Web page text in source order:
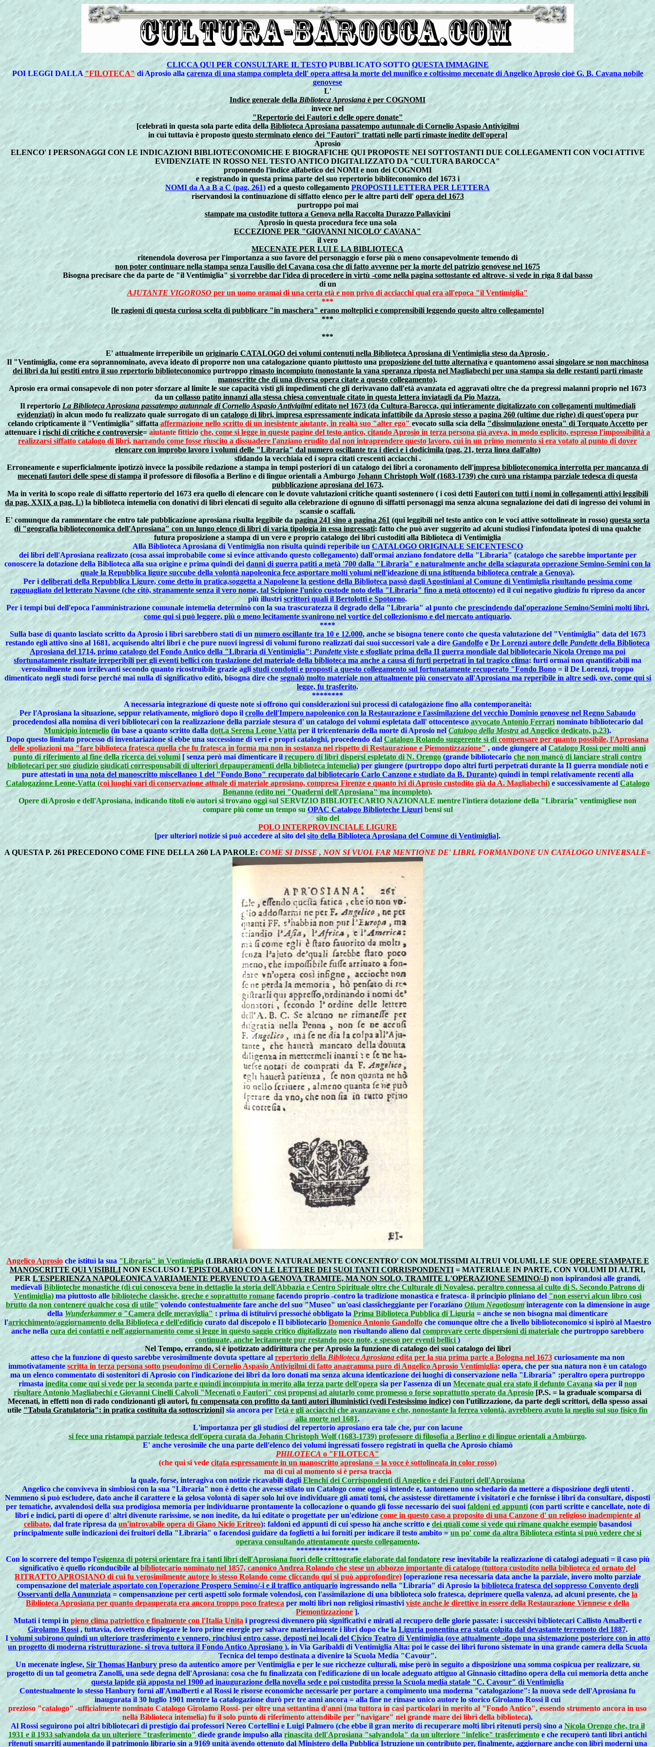
CLICCA QUI PER CONSULTARE IL TESTOPUBBLICATO SOTTO QUESTA IMMAGINE
POI LEGGI DALLA"FILOTECA"di Aprosio allacarenza di una stampa completa dell' opera attesa la morte del munifico e coltissimo mecenate di Angelico Aprosio cioè G. B. Cavana nobile
genovese
L'
Indice generale della Biblioteca Aprosianaè per COGNOMI
invece nel
"Repertorio dei Fautori e delle opere donate"
[celebrati in questa sola parte edita dellaBiblioteca Aprosiana passatempo autunnale di Cornelio Aspasio Antivigilmi
in cui tuttavia è propostoquesto sterminato elenco dei "Fautori" trattati nelle parti rimaste inedite dell'opera]
Aprosio
ELENCO' I PERSONAGGI CON LE INDICAZIONI BIBLIOTECONOMICHE E BIOGRAFICHE QUI PROPOSTE NEI SOTTOSTANTI DUE COLLEGAMENTI CON VOCI ATTIVE
EVIDENZIATE IN ROSSO NEL TESTO ANTICO DIGITALIZZATO DA "CULTURA BAROCCA"
proponendo l'indice alfabetico dei NOMI e non dei COGNOMI
e registrando in questa prima parte del suo repertorio bibliteconomico del 1673 i
NOMI da A a B a C (pag. 261)ed a questo collegamentoPROPOSTI LETTERA PER LETTERA
riservandosi la continuazione di siffatto elenco per le altre parti dell'opera del 1673
purtroppo poi mai
stampate ma custodite tuttora a Genova nella Raccolta Durazzo Pallavicini
Aprosio in questa procedura fece una sola
ECCEZIONE PER "GIOVANNI NICOLO' CAVANA"
il vero
MECENATE PER LUI E LA BIBLIOTECA
ritenendola doverosa per l'importanza a suo favore del personaggio e forse più o meno consapevolmente temendo di
non poter continuare nella stampa senza l'ausilio del Cavana cosa che di fatto avvenne per la morte del patrizio genovese nel 1675
Bisogna precisare che da parte de "il Ventimiglia"si vorrebbe dar l'idea di procedere in virtù -come nella pagina sottostante ed altrove- si vede in riga 8 dal basso
di un
AJUTANTE VIGOROSO per un uomo oramai di una certa età e non privo di acciacchi qual era all'epoca "il Ventimiglia"
***
[le ragioni di questa curiosa scelta di pubblicare "in maschera" erano molteplici e comprensibili leggendo questo altro collegamento]
***
***
E' attualmente irreperibile un originario CATALOGO dei volumi contenuti nella Biblioteca Aprosiana di Ventimiglia steso da Aprosio.
Il "Ventimiglia, come era soprannominato, aveva ideato di proporre non una catalogazione quanto piuttosto unaproposizione del tutto alternativa e quantomeno assaisingolare se non macchinosa
dei libri da lui gestiti entro il suo repertorio biblioteconomicopurtroppo rimasto incompiuto (nonostante la vana speranza riposta nel Magliabechi per una stampa sia delle restanti parti rimaste
manoscritte che di una diversa opera citate a questo collegamento).
Aprosio era ormai consapevole di non poter sforzare al limite le sue capacità visti gli impedimenti che gli derivavano dall'età avanzata ed aggravati oltre che da pregressi malanni proprio nel 1673
da uncollasso patito innanzi alla stessa chiesa conventuale citato in questa lettera inviatagli da Pio Mazza.
Il repertorio La Biblioteca Aprosiana passatempo autunnale di Cornelio Aspasio Antivigilmieditato nel 1673 (da Cultura-Barocca, qui intieramente digitalizzato con collegamenti multimediali
evidenziati)in alcun modo fu realizzato quale surrogato di uncatalogo di libri, impresa espressamente indicata infattibile da Aprosio stesso a pagina 260 (ultime due righe) di quest'operapur
celando cripticamente il "Ventimiglia" siffattaaffermazione nello scritto di un inesistente aiutante, in realtà suo "alter ego" evocato sulla scia della "dissimulazione onesta" di Torquato Accettoper
attenuare i rischi di critiche e controversie=aiutante fittizio che, come si legge in queste pagine del testo antico, citando Aprosio in terza persona già aveva, in modo esplicito, espresso l'impossibilità a
realizzarsi siffatto catalogo di libri, narrando come fosse riuscito a dissuadere l'anziano erudito dal non intraprendere questo lavoro, cui in un primo momento si era votato al punto di dover
elencare con improbo lavoro i volumi delle "Libraria" dal numero oscillante tra i dieci e i dodicimila (pag. 21, terza linea dall'alto)
sfidando la vecchiaia ed i sopra citati crescenti acciacchi.
Erroneamente e superficialmente ipotizzò invece la possibile redazione a stampa in tempi posteriori di un catalogo dei libri a coronamento dell'impresa biblioteconomica interrotta per mancanza di
mecenati fautori delle spese di stampail professore di filosofia a Berlino e di lingue orientali a AmburgoJohann Christoph Wolf (1683-1739) che curò una ristampa parziale tedesca di questa
pubblicazione aprosiana del 1673.
Ma in verità lo scopo reale di siffatto repertorio del 1673 era quello di elencare con le dovute valutazioni critiche quanti sostennero ( i così dettiFautori con tutti i nomi in collegamenti attivi leggibili
da pag. XXIX a pag. L) la biblioteca intemelia con donativi di libri elencati di seguito alla celebrazione di ognuno di siffatti personaggi ma senza alcuna segnalazione dei dati di ingresso dei volumi in
scansie o scaffali.
E' comunque da rammentare che entro tale pubblicazione aprosiana risulta leggibile da pagina 241 sino a pagina 261(qui leggibili nel testo antico con le voci attive sottolineate in rosso)questa sorta
di "geografia biblioteconomica dell'Aprosiana" con un lungo elenco di libri di varia tipologia in essa ingressati: fatto che può aver suggerito ad alcuni studiosi l'infondata ipotesi di una qualche
futura proposizione a stampa di un vero e proprio catalogo dei libri custoditi alla Biblioteca di Ventimiglia
Alla Biblioteca Aprosiana di Ventimiglia non risulta quindi reperibile unCATALOGO ORIGINALE SEICENTESCO
dei libri dell'Aprosiana realizzato (cosa assai improbabile come si evince attivando questo collegamento) dall'ormai anziano fondatore della "Libraria" (catalogo che sarebbe importante per
conoscere la dotazione della Biblioteca alla sua origine e prima quindi dei danni di guerra patiti a metà '700 dalla "Libraria" e naturalmente anche della sciagurata operazione Semino-Semini con la
quale la Repubblica ligure succube della volontà napoleonica fece asportare molti volumi nell'ideazione di una istituenda biblioteca centrale a Genova).
Per i deliberati della Repubblica Ligure, come detto in pratica,soggetta a Napoleone la gestione della Biblioteca passò dagli Agostiniani al Comune di Ventimiglia risultando pessima come
ragguagliato del letterato Navone (che citò, stranamente senza il vero nome, tal Scipione l'unico custode noto della "Libraria" fino a metà ottocento)ed il cui negativo giudizio fu ripreso da ancor
più illustri scrittori quali il Bertolotti e Spotorno.
Per i tempi bui dell'epoca l'amministrazione comunale intemelia determinò con la sua trascuratezza il degrado della "Libraria" al punto cheprescindendo dal'operazione Semino/Semini molti libri,
come qui si può leggere, più o meno lecitamente svanirono nel vortice del collezionismo e del mercato antiquario.
****
Sulla base di quanto lasciato scritto da Aprosio i libri sarebbero stati di un numero oscillante tra 10 e 12.000, anche se bisogna tenere conto che questa valutazione del "Ventimiglia" data del 1673
restando egli attivo sino al 1681, acquisendo altri libri e che pure nuovi ingressi di volumi furono realizzati dai suoi successori vale a direGandolfo e De Lorenzi autore dellePandettedella Biblioteca
Aprosiana del 1714, primo catalogo del Fondo Antico della "Libraria di Ventimiglia":Pandetteviste e sfogliate prima della II guerra mondiale dal bibliotecario Nicola Orengo ma poi
sfortunatamente risultate irreperibili per gli eventi bellici con traslazione del materiale della biblioteca ma anche a causa di furti perpetrati in tal tragico clima: furti ormai non quantificabili ma
verosimilmente non irrilevanti secondo quanto ricostruibile grazie agli studi condotti e proposti a questo collegamento sul fortunatamente recuperato "Fondo Bono = il De Lorenzi, troppo
dimenticato negli studi forse perché mai nulla di significativo editò, bisogna dire chesegnalò molto materiale non attualmente più conservato all'Aprosiana ma reperibile in altre sedi, ove, come qui si
legge, fu trasferito.
********
A necessaria integrazione di queste note si offrono qui considerazioni sui processi di catalogazione fino alla contemporaneità:
Per l'Aprosiana la situazione, seppur relativamente, migliorò dopo il crollo dell'Impero napoleonico con la Restaurazione e l'assimilazione del vecchio Dominio genovese nel Regno Sabaudo
procedendosi alla nomina di veri bibliotecari con la realizzazione della parziale stesura d' un catalogo dei volumi espletata dall' ottocentesco avvocato Antonio Ferrarinominato bibliotecario dal
Municipio intemelio (in base a quanto scritto dalladott.a Serena Leone Vattaper il tricentenario della morte di Aprosio nelCatalogo della Mostraad Angelico dedicato, p.23).
Dopo questo limitato processo di inventariazione si ebbe una successione di veri e propri cataloghi, procedendo dal Catalogo Rolando suggerente sì di compensare per quanto possibile, l'Aprosiana
delle spoliazioni ma "fare biblioteca fratesca quella che fu fratesca in forma ma non in sostanza nel rispetto di Restaurazione e Piemontizzazione" , onde giungere alCatalogo Rossi per molti anni
punto di riferimento al fine della ricerca dei volumi [ senza però mai dimenticare ilrecupero di libri dispersi espletato di N. Orengo (grande bibliotecarioche non mancò di lanciare strali contro
bibliotecari per suo giudizio giudicati corresponsabili di ulteriori depauperamenti della biblioteca intemelia)per giungere (purtroppo dopo altri furti perpetrati durante la II guerra mondiale noti e
pure attestati in una nota del manoscritto miscellaneo 1 del "Fondo Bono" recuperato dal bibliotecario Carlo Canzone e studiato da B. Durante) quindi in tempi relativamente recentialla
Catalogazione Leone-Vatta (coi luoghi vari di conservazione attuale di materiale aprosiano, compresa Firenze e quanto ivi di Aprosio custodito già da A. Magliabechi)e successivamente al Catalogo
Bonanno (edito nei "Quaderni dell'Aprosiana" ma incompleto).
Opere di Aprosio e dell'Aprosiana, indicando titoli e/o autori si trovano oggi sul SERVIZIO BIBLIOTECARIO NAZIONALE mentre l'intiera dotazione della "Libraria" ventimigliese non
compare più come un tempo suOPAC Catalogo Biblioteche Liguribensì sul
sito del
POLO INTERPROVINCIALE LIGURE
[per ulteriori notizie si può accedere al sito delsito della Biblioteca Aprosiana del Comune di Ventimiglia].
A QUESTA P. 261 PRECEDONO COME FINE DELLA 260 LA PAROLE:COME SI DISSE , NON SI VUOL FAR MENTIONE DE' LIBRI, FORMANDONE UN CATALOGO UNIVERSALE=
Angelico Aprosioche istituì la sua "Libraria" in Ventimiglia (LIBRARIA DOVE NATURALMENTE CONCENTRO' CON MOLTISSIMI ALTRUI VOLUMI, LE SUEOPERE STAMPATE E
MANOSCRITTE QUI VISIBILI NON ESCLUSO L'EPISTOLARIO CON LE LETTERE DEI SUOI TANTI CORRISPONDENTI= MATERIALE IN PARTE, CON VOLUMI DI ALTRI,
PERL'ESPERIENZA NAPOLEONICA VARIAMENTE PERVENUTO A GENOVA TRAMITE, MA NON SOLO, TRAMITE L'OPERAZIONE SEMINO/-I)non ispirandosi alle grandi,
medievali Biblioteche monastiche (di cui conosceva bene in dettaglio la storia dell'Abbazia e Centro Spirituale oltre che Culturale di Novalesa, peraltro connessa al culto di S. Secondo Patrono di
Ventimiglia)ma piuttosto allebiblioteche classiche, greche e soprattutto romanefacendo proprio -contro la tradizione monastica e fratesca- il principio pliniano del"non esservi alcun libro così
brutto da non contenere qualche cosa di utile"volendo contestualmente fare anche del suo "Museo" un'oasi classicheggiante per l'orazianoOtium Negotiosuminteragente con la dimensione in auge
dellaWunderkammero "Camera delle meraviglia" : prima di istituirvi pressoché obbligato laPrima Biblioteca Pubblica di Liguria= anche se non bisogna mai dimenticare
l'arricchimento/aggiornamento della Biblioteca e dell'edificiocurato dal discepolo e II bibliotecario Domenico Antonio Gandolfoche comunque oltre che a livello biblioteconomico si ispirò al Maestro
anche nellacura dei contatti e nell'aggiornamento come si legge in questo saggio critico digitalizzato non risultando alieno dalcomprovare certe dispersioni di materialeche purtroppo sarebbero
continuate, anche lecitamente pur restando poco note, e spesso per eventi bellici)
Nel Tempo, errando, si è ipotizzato addirittura che per Aprosio la funzione di catalogo dei suoi catalogo dei libri
atteso che la funzione di questo sarebbe verosimilmente dovuta spettare alrepertorio dellaBiblioteca Aprosianaedita per la sua prima parte a Bologna nel 1673curiosamente ma non
immotivatamentescritta in terza persona sotto pseudonimo di Cornelio Aspasio Antivigilmi di fatto anagramma puro di Angelico Aprosio Ventimiglia: opera, che per sua natura non è un catalogo
ma un elenco commentato di sostenitori di Aprosio con l'indicazione dei libri da loro donati ma senza alcuna identicazione dei luoghi di conservazione nella "Libraria" :peraltro opera purtroppo
rimasta inedita come qui si vede per la seconda parte e quindi incompiuta in merito alla terza parte dell'operasia per l'assenza di unMecenate qual era stato il defunto Cavanasia per il non
risultare Antonio Magliabechi e Giovanni Cinelli Calvoli "Mecenati o Fautori" così propensi ad aiutarlo come promesso o forse soprattutto sperato da Aprosio [P.S. = la graduale scomparsa di
Mecenati, in effetti non di rado condizionanti gli autori, fu compensata con profitto da tanti autori illuministici (vedi l'estesissimo indice)con l'utilizzazione, da parte degli scrittori, della spesso assai
utile"Tabula Gratulatoria": in pratica costituita da sottoscrizioni] sia ancora per l'età e gli acciacchi che avanzavano e che, nonostante la ferrea volontà, avrebbero avuto la meglio sul suo fisico fin
alla morte nel 1681.
L'importanza per gli studiosi del repertorio aprosiano era tale che, pur con lacune
si fece una ristampa parziale tedesca dell'opera curata da Johann Christoph Wolf (1683-1739) professore di filosofia a Berlino e di lingue orientali a Amburgo.
E' anche verosimile che una parte dell'elenco dei volumi ingressati fossero registrati in quella che Aprosio chiamò
PHILOTECA o "FILOTECA"
(che qui si vedecitata espressamente in un manoscritto aprosiano = la voce è sottolineata in color rosso)
ma di cui al momento si è persa traccia
la quale, forse, interagiva con notizie ricavabili dagli Elenchi dei Corrispondenti di Angelico e dei Fautori dell'Aprosiana
Angelico che conviveva in simbiosi con la sua "Libraria" non è detto che avesse stilato un Catalogo come oggi si intende e, tantomeno uno schedario da mettere a disposizione degli utenti.
Nemmeno si può escludere, dato anche il carattere e la gelosa volontà di saper solo lui ove individuare gli amati tomi, che assistesse direttamente i visitatori e che fornisse i libri da consultare, disposti
per tematiche, avvalendosi della sua prodigiosa memoria per individuarne prontamente la collocazione o quando gli fosse necessario dei suoifaldoni ed appunti(con parti scritte e cancellate, note di
libri e indici, parti di opere d' altri divenute rarissime, se non inedite, da lui editate o progettate per un'edizione come in questo caso a proposito di una Canzone d' un religioso inadempiente al
celibato, dal frate ripresa da un'introvabile opera di Giano Nicio Eritreo): faldoni ed appunti di cui spesso ha anche scritto edei quali come si vede qui rimane qualche esempio basandosi
principalmente sulle indicazioni dei fruitori della "Libraria" o facendosi guidare da foglietti a lui forniti per indicare il testo ambito =un po' come da altra Biblioteca estinta si può vedere che si
operava consultando attentamente questo collegamento.
****************
Con lo scorrere del tempo l'esigenza di potersi orientare fra i tanti libri dell'Aprosiana fuori delle crittografie elaborate dal fondatorerese inevitabile la realizzazione di catalogi adeguati = il caso più
significativo è quello riconducibile albibliotecario nominato nel 1857, canonico Andrea Rolando che stese un abbozzo importante di catalogo (tuttora custodito nella biblioteca ed ornato del
RITRATTO APROSIANO di cui fu verosimilmente autore lo stesso Rolando come cliccando qui si può approfondire)[operazione resa necessaria data anche la parziale, invero molto parziale
compensazione del materiale asportato con l'operazione Prospero Semino/-i e il traffico antiquarioingressando nella "Libraria" di Aprosio la biblioteca fratesca del soppresso Convento degli
Osservanti della Annunziata= compensanzione per certi aspetti solo formale volendosi, con l'assimilazione di una biblioteca solo fratesca, deprimere quella valenza, ad alcuni presente, che la
Biblioteca Aprosiana per quanto depauperata era ancora troppo poco fratesca per molti libri non religiosi rimastivi viste anche le direttive in essere della Restaurazione Viennese e della
Piemontizzazione].
Mutati i tempi inpieno clima patriottico e finalmente con l'Italia Unitai progressi divennero più significativi e mirati al recupero delle glorie passate: i successivi bibliotecari Callisto Amalberti e
Girolamo Rossi, tuttavia, dovettero dispiegare le loro prime energie per salvare materialmente i libri dopo che laLiguria ponentina era stata colpita dal devastante terremoto del 1887.
Ivolumi subirono quindi un ulteriore trasferimento e vennero, rinchiusi entro casse, deposti nei locali del Civico Teatro di Ventimiglia (ove attualmente -dopo una sistemazione posteriore con in atto
un progetto di moderna ristrutturazione- si trova tuttora il Fondo Antico Aprosiano ), in Via Garibaldi di Ventimiglia Alta: poi le casse dei libri furono sistemate in una grande camera della Scuola
Tecnica del tempo destinata a divenire la Scuola Media "Cavour".
Un mecenate inglese, Sir Thomas Hanburypreso da autentico amore per Ventimiglia e per le sue ricchezze culturali, mise però in seguito a disposizione una somma cospicua per realizzare, su
progetto di un tal geometra Zanolli, una sede degna dell'Aprosiana: cosa che fu finalizzata con l'edificazione di un locale adeguato attiguo al Ginnasio cittadino opera della cui memoria detta anche
questa lapide già apposta nel 1900 ad inaugurazione della novella sede e poi custodita presso la Scuola media statale "C. Cavour" di Ventimiglia
Contestualmente lo stesso Hanbury fornì all'Amalberti e al Rossi le risorse economiche necessarie per portare a compimento una moderna "catalogazione": la nuova sede dell'Aprosiana fu
inaugurata il 30 luglio 1901 mentre la catalogazione durò per tre anni ancora = alla fine ne rimase unico autore lo storico Girolamo Rossi il cui
prezioso "catalogo" -ufficialmente nominato Catalogo Girolamo Rossi- per oltre una settantina d'anni (ma tuttora in casi particolari in merito al "Fondo Antico", essendo strumento ancora in uso
nella Biblioteca intemelia) fu il solo punto di riferimento attendibile per "navigare" nel grande mare dei libri della biblioteca).
Al Rossi seguirono poi altri bibliotecari di prestigio dai professori Nereo Cortellini e Luigi Palmero (che ebbe il gran merito di recuperare molti libri ritenuti persi) sino a Nicola Orengo che, tra il
1931 e il 1933 salvandola da un ulteriore "trasferimento"diede grande impulso allarinascita dell'Aprosiana "salvandola" da un ulteriore "infelice" trasferimento e che recuperò tanti libri antichi
ritenuti smarriti aumentando il patrimonio librario sin a 9169 unità avendo ottenuto dal Ministero della Pubblica Istruzione un contributo per, finalmente, aggiornare anche con libri moderni una